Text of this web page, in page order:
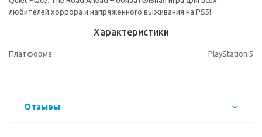
любителей хоррора и напряжённого выживания на PS5!
Характеристики
Платформа PlayStation 5
Отзывы